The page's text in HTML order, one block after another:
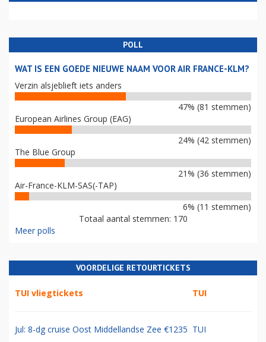
POLL
WAT IS EEN GOEDE NIEUWE NAAM VOOR AIR FRANCE-KLM?
Verzin alsjeblieft iets anders
47% (81 stemmen)
European Airlines Group (EAG)
24% (42 stemmen)
The Blue Group
21% (36 stemmen)
Air-France-KLM-SAS(-TAP)
6% (11 stemmen)
Totaal aantal stemmen: 170
Meer polls
VOORDELIGE RETOURTICKETS
TUI vliegtickets TUI
Jul: 8-dg cruise Oost Middellandse Zee €1235 TUI